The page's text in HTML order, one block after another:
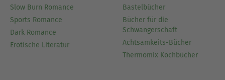
Slow Burn Romance
Sports Romance
Dark Romance
Erotische Literatur
Bastelbücher
Bücher für die
Schwangerschaft
Achtsamkeits-Bücher
Thermomix Kochbücher